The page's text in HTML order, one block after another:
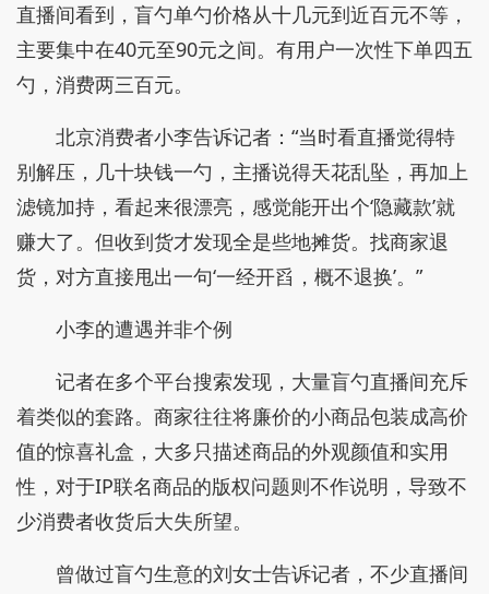
直播间看到，盲勺单勺价格从十几元到近百元不等，
主要集中在40元至90元之间。有用户一次性下单四五
勺，消费两三百元。
北京消费者小李告诉记者：“当时看直播觉得特
别解压，几十块钱一勺，主播说得天花乱坠，再加上
滤镜加持，看起来很漂亮，感觉能开出个‘隐藏款’就
赚大了。但收到货才发现全是些地摊货。找商家退
货，对方直接甩出一句‘一经开舀，概不退换’。”
小李的遭遇并非个例
记者在多个平台搜索发现，大量盲勺直播间充斥
着类似的套路。商家往往将廉价的小商品包装成高价
值的惊喜礼盒，大多只描述商品的外观颜值和实用
性，对于IP联名商品的版权问题则不作说明，导致不
少消费者收货后大失所望。
曾做过盲勺生意的刘女士告诉记者，不少直播间